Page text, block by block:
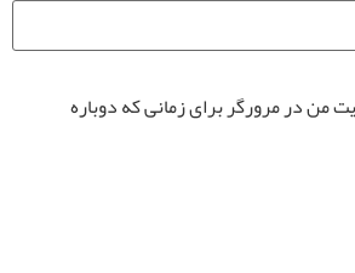
من در مرورگر برای زمانی که دوباره